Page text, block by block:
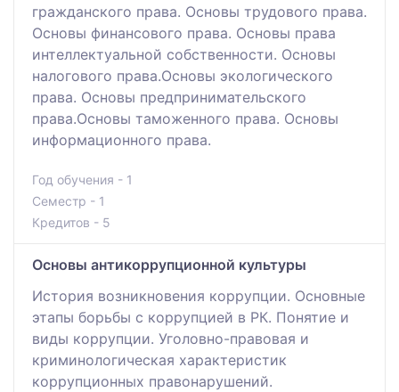
гражданского права. Основы трудового права.
Основы финансового права. Основы права
интеллектуальной собственности. Основы
налогового права.Основы экологического
права. Основы предпринимательского
права.Основы таможенного права. Основы
информационного права.
Год обучения - 1
Семестр - 1
Кредитов - 5
Основы антикоррупционной культуры
История возникновения коррупции. Основные
этапы борьбы с коррупцией в РК. Понятие и
виды коррупции. Уголовно-правовая и
криминологическая характеристик
коррупционных правонарушений.